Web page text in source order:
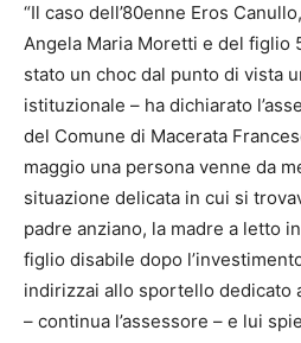
“Il caso dell’80enne Eros
Angela Maria Moretti e del figlio
stato un choc dal punto di vista
istituzionale – ha dichiarato
del Comune di Macerata
maggio una persona venne da
situazione delicata in cui si
padre anziano, la madre a letto
figlio disabile dopo
indirizzai allo sportello dedicato
– continua l’assessore – e lui